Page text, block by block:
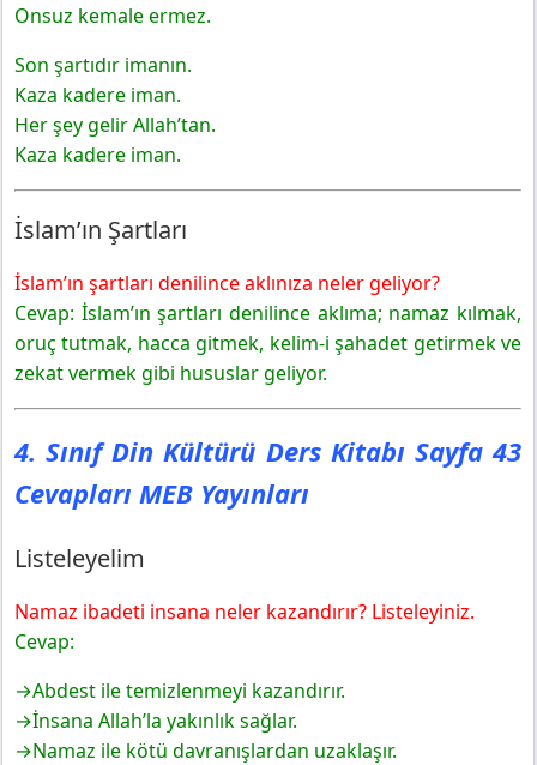
Onsuz kemale ermez.
Son şartıdır imanın.
Kaza kadere iman.
Her şey gelir Allah’tan.
Kaza kadere iman.
İslam’ın Şartları
İslam’ın şartları denilince aklınıza neler geliyor?
Cevap: İslam’ın şartları denilince aklıma; namaz kılmak,
oruç tutmak, hacca gitmek, kelim-i şahadet getirmek ve
zekat vermek gibi hususlar geliyor.
4. Sınıf Din Kültürü Ders Kitabı Sayfa 43
Cevapları MEB Yayınları
Listeleyelim
Namaz ibadeti insana neler kazandırır? Listeleyiniz.
Cevap:
→Abdest ile temizlenmeyi kazandırır.
→İnsana Allah’la yakınlık sağlar.
→Namaz ile kötü davranışlardan uzaklaşır.